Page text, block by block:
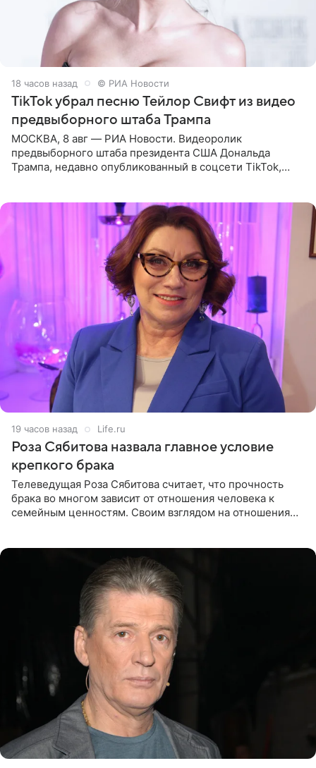
18 часов назад © РИА Новости
TikTok убрал песню Тейлор Свифт из видео
предвыборного штаба Трампа
МОСКВА, 8 авг — РИА Новости. Видеоролик
предвыборного штаба президента США Дональда
Трампа, недавно опубликованный в соцсети TikTok,
19 часов назад Life.ru
Роза Сябитова назвала главное условие
крепкого брака
Телеведущая Роза Сябитова считает, что прочность
брака во многом зависит от отношения человека к
семейным ценностям. Своим взглядом на отношения